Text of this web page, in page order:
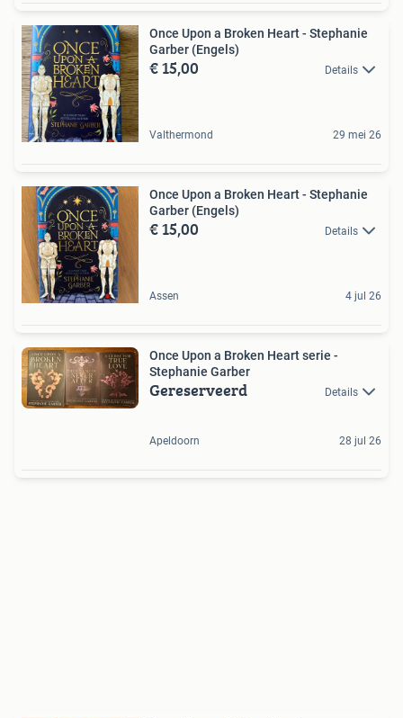
Once Upon a Broken Heart - Stephanie
Garber (Engels)
€ 15,00 Details
Valthermond 29 mei 26
Once Upon a Broken Heart - Stephanie
Garber (Engels)
€ 15,00 Details
Assen 4 jul 26
Once Upon a Broken Heart serie -
Stephanie Garber
Gereserveerd Details
Apeldoorn 28 jul 26